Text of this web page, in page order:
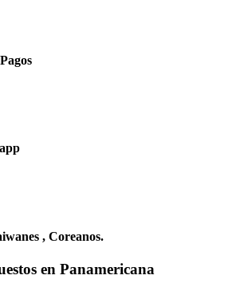
, Coreanos.
en Panamericana